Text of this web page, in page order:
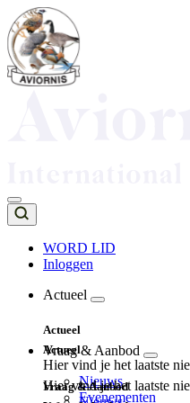
Overslaan
en
naar
de
inhoud
Top
navigation
WORD LID
Inloggen
navigation
Actueel
Actueel
Hier vind je het laatste
Nieuws
Evenementen
Actueel
Hier vind je het laatste
Vraag & Aanbod
Vraag & Aanbod